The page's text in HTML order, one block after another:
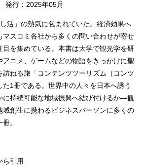
発行：2025年05月
活」の熱気に包まれていた。経済効果へ
マスコミ各社から多くの問い合わせが寄せ
目を集めている。本書は大学で観光学を研
アニメ、ゲームなどの物語をきっかけに聖
ねる旅「コンテンツツーリズム（コンツ
た1冊である。世界中の人々を日本へ誘う
に持続可能な地域振興へ結び付けるか―観
域創生に携わるビジネスパーソンに多くの
。
ら引用